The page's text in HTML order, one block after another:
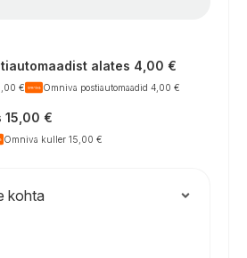
alates 4,00 €
€ Omniva postiautomaadid 4,00 €
15,00 €
Omniva kuller 15,00 €
kohta